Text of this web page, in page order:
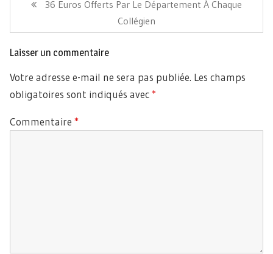
Article
36 Euros Offerts Par Le Département À Chaque
Collégien
Laisser un commentaire
Votre adresse e-mail ne sera pas publiée. Les champs
obligatoires sont indiqués avec*
Commentaire *